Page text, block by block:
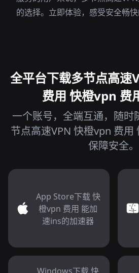
的选择。立即体验，感受安全畅快
全平台下载多节点高速
费用 快橙vpn 费
一个账号，全端互通，随时
节点高速VPN 快橙vpn 费用
保障安全。
App Store下载 快
橙vpn 费用 能加
速ins的加速器